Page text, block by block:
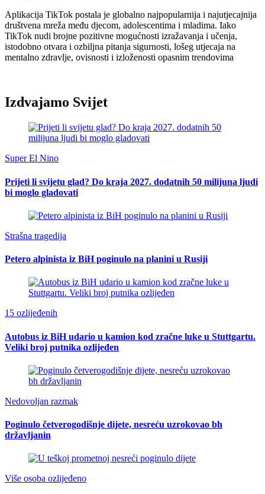
Aplikacija TikTok postala je globalno najpopularnija i najutjecajnija
društvena mreža među djecom, adolescentima i mladima. Iako
TikTok nudi brojne pozitivne mogućnosti izražavanja i učenja,
istodobno otvara i ozbiljna pitanja sigurnosti, lošeg utjecaja na
mentalno zdravlje, ovisnosti i izloženosti opasnim trendovima
Izdvajamo Svijet
Super El Nino
Prijeti li svijetu glad? Do kraja 2027. dodatnih 50 milijuna ljudi
bi moglo gladovati
Strašna tragedija
Petero alpinista iz BiH poginulo na planini u Rusiji
15 ozlijeđenih
Autobus iz BiH udario u kamion kod zračne luke u Stuttgartu.
Veliki broj putnika ozlijeđen
Nedovoljan razmak
Poginulo četverogodišnje dijete, nesreću uzrokovao bh
državljanin
Više osoba ozlijeđeno